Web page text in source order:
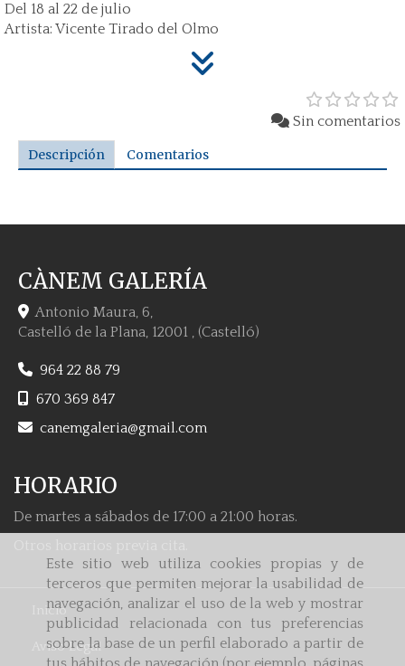
Este sitio web utiliza cookies propias y de
terceros que permiten mejorar la usabilidad de
navegación, analizar el uso de la web y mostrar
publicidad relacionada con tus preferencias
sobre la base de un perfil elaborado a partir de
Del 18 al 22 de julio
Artista: Vicente Tirado del Olmo
Sin comentarios
Descripción Comentarios
CÀNEM GALERÍA
Antonio Maura, 6,
Castelló de la Plana, 12001 , (Castelló)
964 22 88 79
670 369 847
canemgaleria
gmail.com
HORARIO
De martes a sábados de 17:00 a 21:00 horas.
Inicio
Aviso Legal